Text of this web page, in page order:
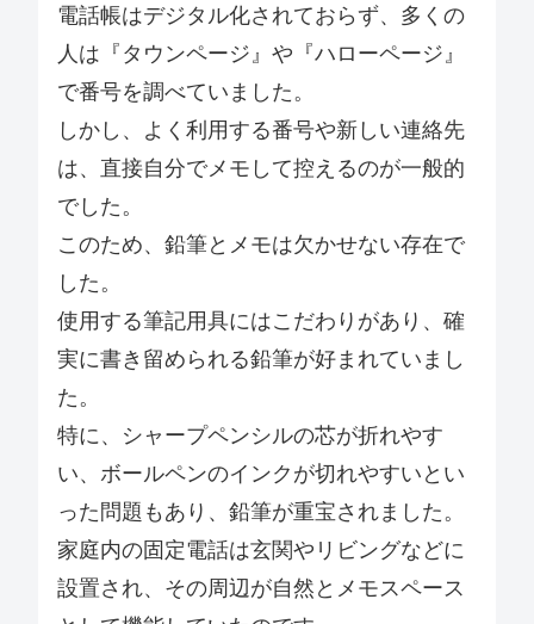
電話帳はデジタル化されておらず、多くの
人は『タウンページ』や『ハローページ』
で番号を調べていました。
しかし、よく利用する番号や新しい連絡先
は、直接自分でメモして控えるのが一般的
でした。
このため、鉛筆とメモは欠かせない存在で
した。
使用する筆記用具にはこだわりがあり、確
実に書き留められる鉛筆が好まれていまし
た。
特に、シャープペンシルの芯が折れやす
い、ボールペンのインクが切れやすいとい
った問題もあり、鉛筆が重宝されました。
家庭内の固定電話は玄関やリビングなどに
設置され、その周辺が自然とメモスペース